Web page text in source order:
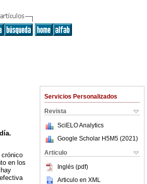
Servicios Personalizados
Revista
SciELO Analytics
Google Scholar H5M5 (2021 )
Articulo
Inglés (pdf)
Articulo en XML
.
en los